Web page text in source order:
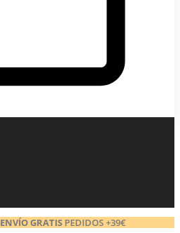
ENVÍO GRATISPEDIDOS +39€